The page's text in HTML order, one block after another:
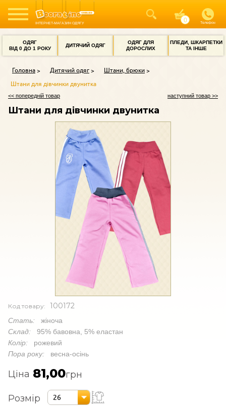
ІНТЕРНЕТ-МАГАЗИН ОДЯГУ Телефон
ОДЯГ
ВІД 0 ДО 1 РОКУ
ДИТЯЧИЙ ОДЯГ
ОДЯГ ДЛЯ
ДОРОСЛИХ
ПЛЕДИ, ШКАРПЕТКИ
ТА ІНШЕ
Головна Дитячий одяг
Штани, брюки
Штани для дівчинки двунитка
<< попередній товар наступний товар >>
Штани для дівчинки двунитка
Код товару: 100172
Стать: жіноча
Склад: 95% бавовна, 5% еластан
Колір: рожевий
Пора року: весна-осінь
Ціна 81,00грн
Розмір 26